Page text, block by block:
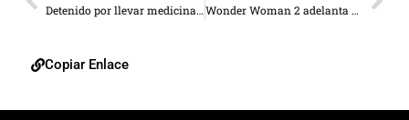
Detenido por llevar medicinas dentro de aparatos electrónicos Wonder Woman 2 adelanta su fecha de estreno
Copiar Enlace